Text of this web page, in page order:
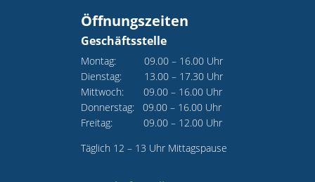
Öffnungszeiten
Geschäftsstelle
Montag: 09.00 – 16.00 Uhr
Dienstag: 13.00 – 17.30 Uhr
Mittwoch: 09.00 – 16.00 Uhr
Donnerstag: 09.00 – 16.00 Uhr
Freitag: 09.00 – 12.00 Uhr
Täglich 12 – 13 Uhr Mittagspause